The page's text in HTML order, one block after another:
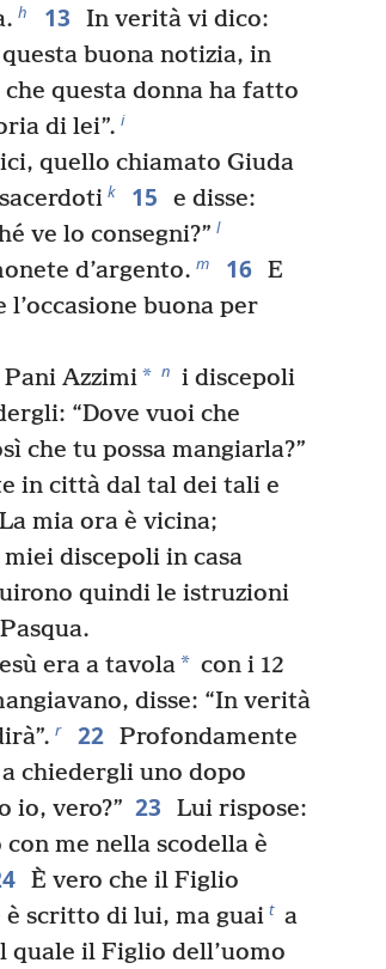
h 13
In verità vi dico:
buona notizia, in
questa donna ha fatto
di lei”. i
quello chiamato Giuda
k 15
e disse:
ve lo consegni?” l
d’argento. m 16 E
l’occasione buona per
Azzimi* n i discepoli
“Dove vuoi che
che tu possa mangiarla?”
in città dal tal dei tali e
mia ora è vicina;
discepoli in casa
quindi le istruzioni
era a tavola* con i 12
disse: “In verità
r 22 Profondamente
chiedergli uno dopo
io, vero?” 23
Lui rispose:
me nella scodella è
È vero che il Figlio
è scritto di lui, ma guai t a
quale il Figlio dell’uomo